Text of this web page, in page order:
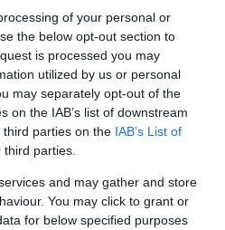
of your personal or
the below opt-out section to
is processed you may
utilized by us or personal
may separately opt-out of the
on the IAB’s list of downstream
parties on the IAB’s List of
parties.
and may gather and store
You may click to grant or
for below specified purposes